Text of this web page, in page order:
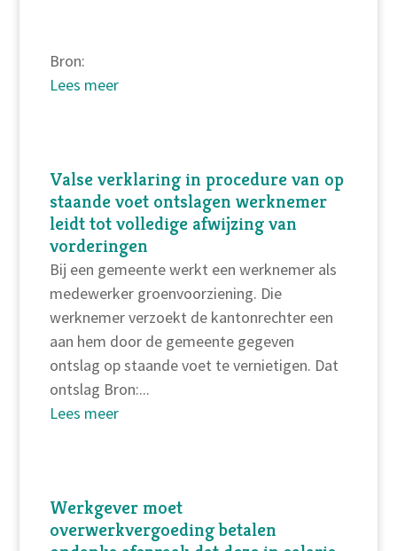
Bron:
Lees meer
Valse verklaring in procedure van op
staande voet ontslagen werknemer
leidt tot volledige afwijzing van
vorderingen
Bij een gemeente werkt een werknemer als
medewerker groenvoorziening. Die
werknemer verzoekt de kantonrechter een
aan hem door de gemeente gegeven
ontslag op staande voet te vernietigen. Dat
ontslag Bron:...
Lees meer
Werkgever moet
overwerkvergoeding betalen